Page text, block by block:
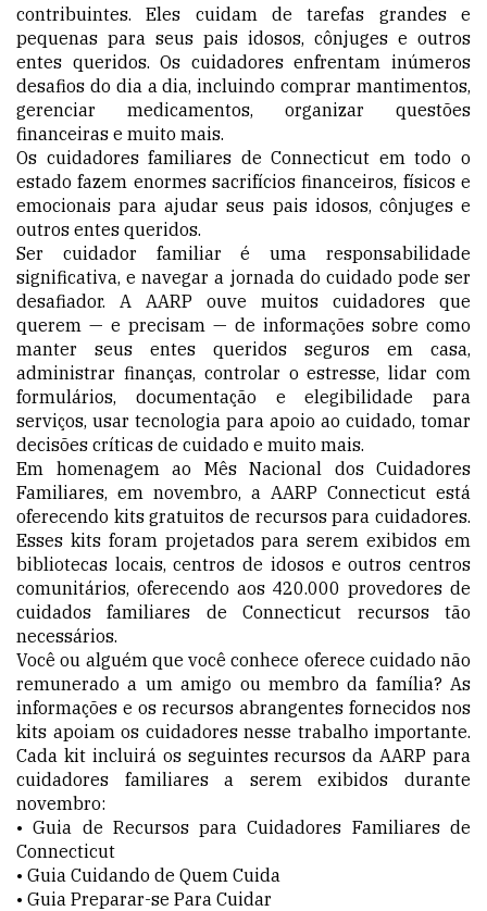
contribuintes. Eles cuidam de tarefas grandes e
pequenas para seus pais idosos, cônjuges e outros
entes queridos. Os cuidadores enfrentam inúmeros
desafios do dia a dia, incluindo comprar mantimentos,
gerenciar medicamentos, organizar questões
financeiras e muito mais.
Os cuidadores familiares de Connecticut em todo o
estado fazem enormes sacrifícios financeiros, físicos e
emocionais para ajudar seus pais idosos, cônjuges e
outros entes queridos.
Ser cuidador familiar é uma responsabilidade
significativa, e navegar a jornada do cuidado pode ser
desafiador. A AARP ouve muitos cuidadores que
querem — e precisam — de informações sobre como
manter seus entes queridos seguros em casa,
administrar finanças, controlar o estresse, lidar com
formulários, documentação e elegibilidade para
serviços, usar tecnologia para apoio ao cuidado, tomar
decisões críticas de cuidado e muito mais.
Em homenagem ao Mês Nacional dos Cuidadores
Familiares, em novembro, a AARP Connecticut está
oferecendo kits gratuitos de recursos para cuidadores.
Esses kits foram projetados para serem exibidos em
bibliotecas locais, centros de idosos e outros centros
comunitários, oferecendo aos 420.000 provedores de
cuidados familiares de Connecticut recursos tão
necessários.
Você ou alguém que você conhece oferece cuidado não
remunerado a um amigo ou membro da família? As
informações e os recursos abrangentes fornecidos nos
kits apoiam os cuidadores nesse trabalho importante.
Cada kit incluirá os seguintes recursos da AARP para
cuidadores familiares a serem exibidos durante
novembro:
• Guia de Recursos para Cuidadores Familiares de
Connecticut
• Guia Cuidando de Quem Cuida
• Guia Preparar-se Para Cuidar